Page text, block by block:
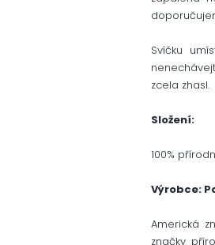
Svíčku
zcela zhasl.
Složení:
100%
Výrobce:
Americká
značky